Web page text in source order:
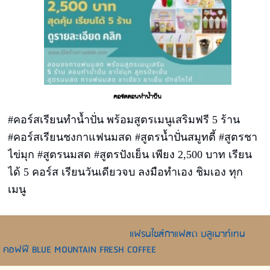
คอร์สสอนทำน้ำปั่น
#คอร์สเรียนทำน้ำปั่น พร้อมสูตรเมนูเสริมฟรี 5 ร้าน
#คอร์สเรียนชงกาแฟนมสด #สูตรน้ำปั่นสมูทตี้ #สูตรชา
ไข่มุก #สูตรนมสด #สูตรปังเย็น เพียง 2,500 บาท เรียน
ได้ 5 คอร์ส เรียนวันเดียวจบ ลงมือทำเอง ชิมเอง ทุก
เมนู
แฟรนไชส์กาแฟสด บลูเมาท์เทน
คอฟฟี BLUE MOUNTAIN FRESH COFFEE